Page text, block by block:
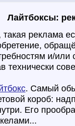
Лайтбоксы:
такая реклама
и/или
технически
. Самый
короб:
Его